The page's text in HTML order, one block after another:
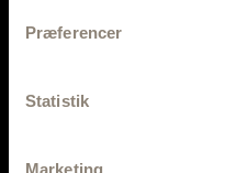
Præferencer
Statistik
Marketing